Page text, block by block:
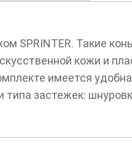
SPRINTER. Такие
кожи и
имеется
типа застежек: